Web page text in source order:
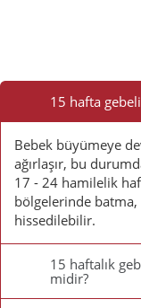
Sorulan
Sorular
15 hafta
Bebek büyümeye
ağırlaşır, bu
17 - 24 hamilelik
bölgelerinde
hissedilebilir.
15 haftalık
midir?